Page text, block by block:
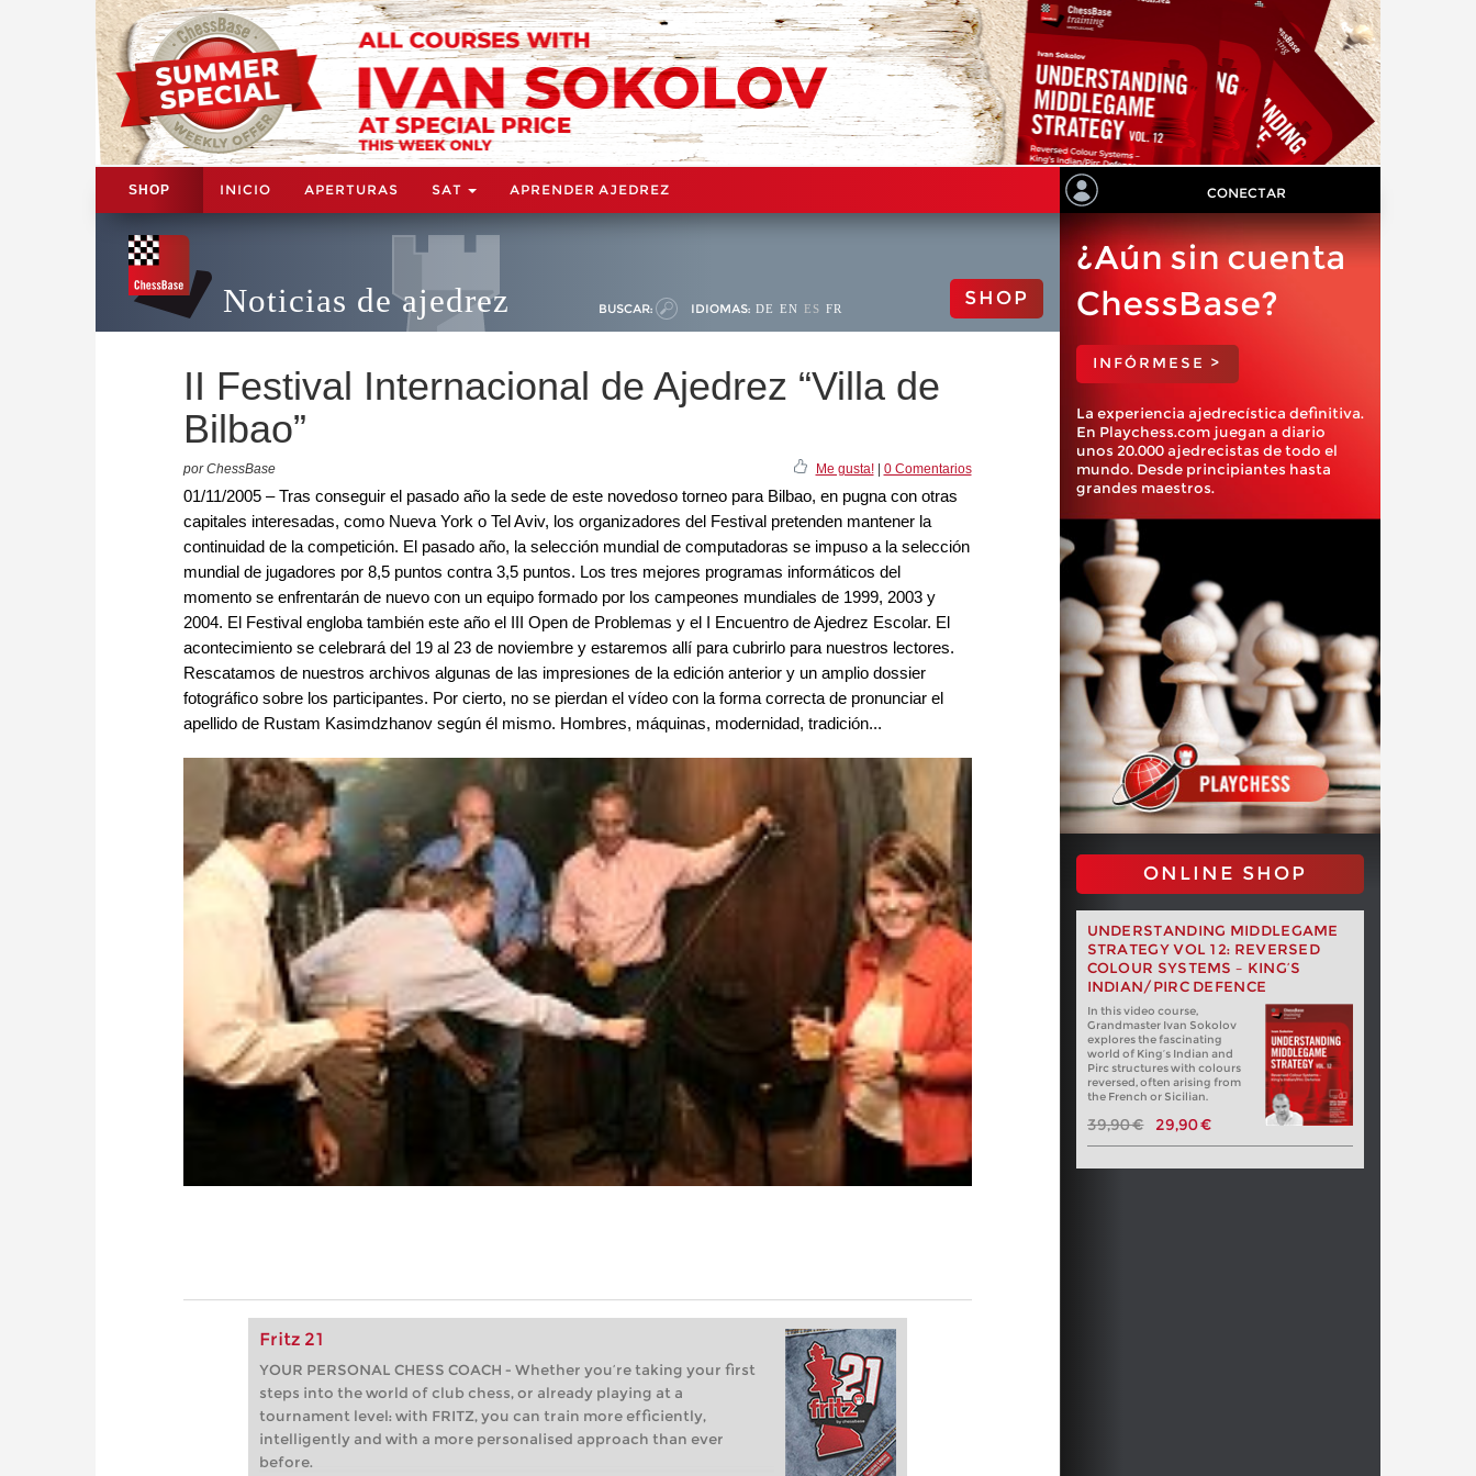
SHOP INICIO APERTURAS SAT APRENDER AJEDREZ CONECTAR
Noticias de ajedrez BUSCAR: IDIOMAS: DE EN ES FR SHOP
II Festival Internacional de Ajedrez “Villa de
Bilbao”
por ChessBase Me gusta!| 0 Comentarios
01/11/2005 – Tras conseguir el pasado año la sede de este novedoso torneo para Bilbao, en pugna con otras
capitales interesadas, como Nueva York o Tel Aviv, los organizadores del Festival pretenden mantener la
continuidad de la competición. El pasado año, la selección mundial de computadoras se impuso a la selección
mundial de jugadores por 8,5 puntos contra 3,5 puntos. Los tres mejores programas informáticos del
momento se enfrentarán de nuevo con un equipo formado por los campeones mundiales de 1999, 2003 y
2004. El Festival engloba también este año el III Open de Problemas y el I Encuentro de Ajedrez Escolar. El
acontecimiento se celebrará del 19 al 23 de noviembre y estaremos allí para cubrirlo para nuestros lectores.
Rescatamos de nuestros archivos algunas de las impresiones de la edición anterior y un amplio dossier
fotográfico sobre los participantes. Por cierto, no se pierdan el vídeo con la forma correcta de pronunciar el
apellido de Rustam Kasimdzhanov según él mismo. Hombres, máquinas, modernidad, tradición...
Fritz 21
YOUR PERSONAL CHESS COACH - Whether you’re taking your first
steps into the world of club chess, or already playing at a
tournament level: with FRITZ, you can train more efficiently,
intelligently and with a more personalised approach than ever
before.
¿Aún sin cuenta
ChessBase?
INFÓRMESE >
La experiencia ajedrecística definitiva.
En Playchess.com juegan a diario
unos 20.000 ajedrecistas de todo el
mundo. Desde principiantes hasta
grandes maestros.
ONLINE SHOP
UNDERSTANDING MIDDLEGAME
STRATEGY VOL 12: REVERSED
COLOUR SYSTEMS – KING’S
INDIAN/PIRC DEFENCE
In this video course,
Grandmaster Ivan Sokolov
explores the fascinating
world of King’s Indian and
Pirc structures with colours
reversed, often arising from
the French or Sicilian.
39,90 € 29,90 €